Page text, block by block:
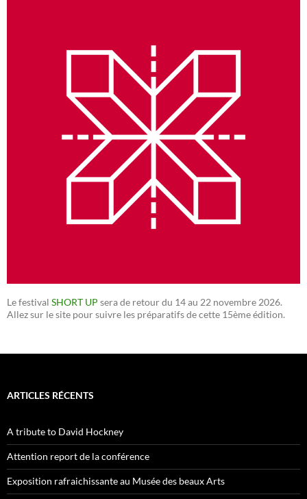
Le festival SHORT UP sera de retour du 14 au 22 novembre 2026.
Allez sur le site pour suivre les préparatifs de cette 15ème édition.
ARTICLES RÉCENTS
A tribute to David Hockney
Attention report de la conférence
Exposition rafraichissante au Musée des beaux Arts